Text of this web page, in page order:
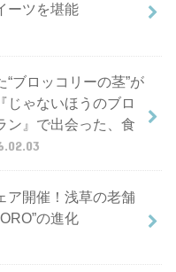
ーツを堪能
“ブロッコリーの茎”が
じゃないほうのブロ
ン』で出会った、食
ア開催！浅草の老舗
の進化